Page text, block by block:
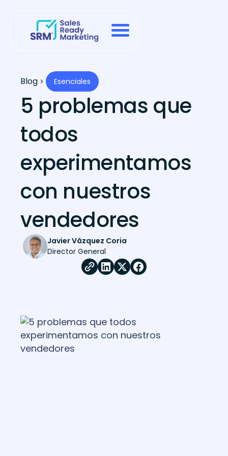
Blog Esenciales
5 problemas que
todos
experimentamos
con nuestros
vendedores
Javier Vázquez Coria
Director General